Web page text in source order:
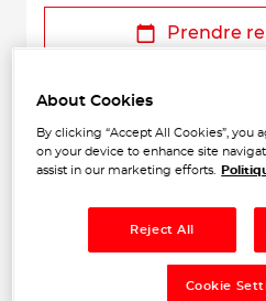
Prendre
About Cookies
By clicking “Accept All Cookies”, you
on your device to enhance site
assist in our marketing efforts.
Reject All
Cookie